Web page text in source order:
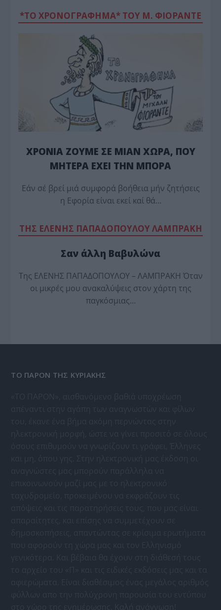
*ΤΟ ΧΡΟΝΟΓΡΑΦΗΜΑ* ΤΟΥ Μ. ΦΙΟΡΆΝΤΕ
ΧΡΟΝΙΑ ΖΟΥΜΕ ΣΕ ΜΙΑΝ ΧΩΡΑ, ΠΟΥ
ΜΗΤΕΡΑ ΕΧΕΙ ΤΗΝ ΜΠΟΡΑ
Εάν σέ βρεί μιά συμφορά βοήθεια μήν ζητήσεις
η Εφορία είναι εκεί καί θά…
TΗΣ ΕΛΕΝΗΣ ΠΑΠΑΔΟΠΟΥΛΟΥ ΛΑΜΠΡΑΚΗ
Σαν άλλη Βαβυλώνα
Της ΕΛΕΝΗΣ ΠΑΠΑΔΟΠΟΥΛΟΥ – ΛΑΜΠΡΑΚΗ Όταν
οι μικρές μου ανακαλύψεις στον χάρτη της
παγκόσμιας…
ΤΟ ΠΑΡΟΝ ΤΗΣ ΚΥΡΙΑΚΗΣ